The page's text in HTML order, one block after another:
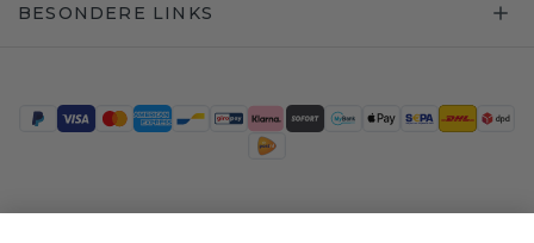
BESONDERE LINKS